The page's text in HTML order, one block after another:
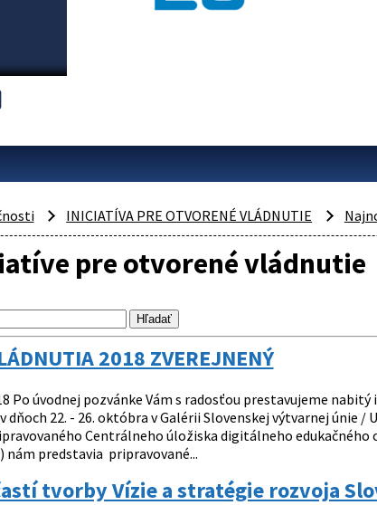
INICIATÍVA PRE OTVORENÉ VLÁDNUTIE
pre otvorené vládnutie
2018 ZVEREJNENÝ
Po úvodnej pozvánke Vám s radosťou prestavujeme
22. - 26. októbra v Galérii Slovenskej výtvarnej únie /
Centrálneho úložiska digitálneho
nám predstavia pripravované...
tvorby Vízie a stratégie rozvoja